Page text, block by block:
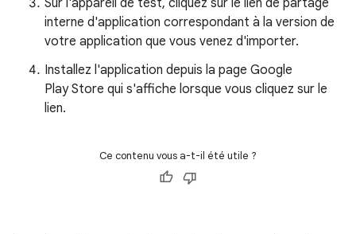
Sur l'appareil de test, cliquez sur le lien de partage
interne d'application correspondant à la version de
votre application que vous venez d'importer.
Installez l'application depuis la page Google
Play Store qui s'affiche lorsque vous cliquez sur le
lien.
Ce contenu vous a-t-il été utile ?